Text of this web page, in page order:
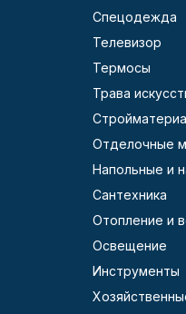
Спецодежда
Телевизор
Термосы
Трава
Отделочные
Напольные и
Сантехника
Отопление и
Освещение
Инструменты